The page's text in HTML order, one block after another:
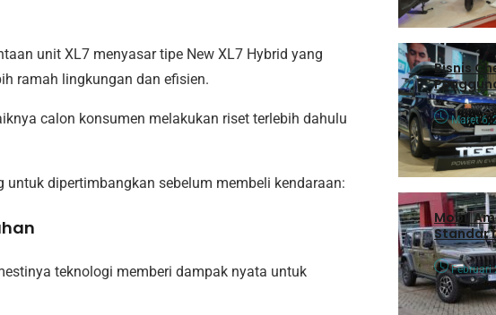
unit XL7 menyasar tipe New XL7 Hybrid yang
ramah lingkungan dan efisien.
calon konsumen melakukan riset terlebih dahulu
untuk dipertimbangkan sebelum membeli kendaraan:
teknologi memberi dampak nyata untuk
Bisnis
Maret 6,
Mobil
Standar
Februari